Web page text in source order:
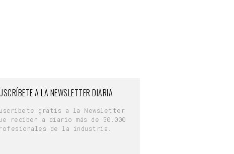
A LA NEWSLETTER DIARIA
gratis a la Newsletter
reciben a diario más de 50.000
de la industria.